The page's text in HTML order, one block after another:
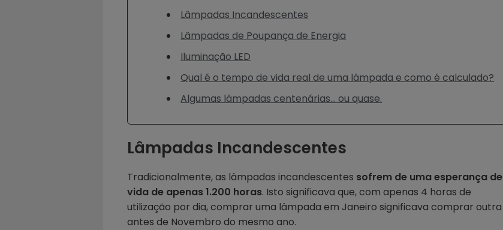
Lâmpadas Incandescentes
Lâmpadas de Poupança de Energia
Iluminação LED
Qual é o tempo de vida real de uma lâmpada e como é calculado?
Algumas lâmpadas centenárias… ou quase.
Lâmpadas Incandescentes
Tradicionalmente, as lâmpadas incandescentes sofrem de uma esperança de
vida de apenas 1.200 horas. Isto significava que, com apenas 4 horas de
utilização por dia, comprar uma lâmpada em Janeiro significava comprar outra
antes de Novembro do mesmo ano.